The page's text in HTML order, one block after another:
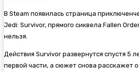
В Steam появилась страница
Jedi: Survivor, прямого сиквела Fallen
нельзя.
Действия Survivor развернутся спустя 5
первой части, а сюжет снова расскажет